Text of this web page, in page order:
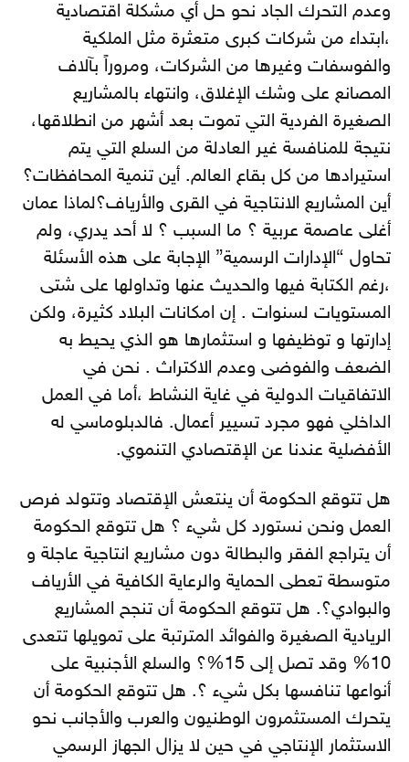
وعدم التحرك الجاد نحو حل أي مشكلة اقتصادية
،ابتداء من شركات كبرى متعثرة مثل الملكية
والفوسفات وغيرها من الشركات، ومروراً بآلاف
المصانع على وشك الإغلاق، وانتهاء بالمشاريع
الصغيرة الفردية التي تموت بعد أشهر من انطلاقها،
نتيجة للمنافسة غير العادلة من السلع التي يتم
استيرادها من كل بقاع العالم. أين تنمية المحافظات؟
أين المشاريع الانتاجية في القرى والأرياف؟لماذا عمان
أغلى عاصمة عربية ؟ ما السبب ؟ لا أحد يدري، ولم
تحاول “الإدارات الرسمية” الإجابة على هذه الأسئلة
،رغم الكتابة فيها والحديث عنها وتداولها على شتى
المستويات لسنوات . إن امكانات البلاد كثيرة، ولكن
إدارتها و توظيفها و استثمارها هو الذي يحيط به
الضعف والفوضى وعدم الاكتراث . نحن في
الاتفاقيات الدولية في غاية النشاط ،أما في العمل
الداخلي فهو مجرد تسيير أعمال. فالدبلوماسي له
الأفضلية عندنا عن الإقتصادي التنموي.
هل تتوقع الحكومة أن ينتعش الإقتصاد وتتولد فرص
العمل ونحن نستورد كل شيء ؟ هل تتوقع الحكومة
أن يتراجع الفقر والبطالة دون مشاريع انتاجية عاجلة و
متوسطة تعطى الحماية والرعاية الكافية في الأرياف
والبوادي؟. هل تتوقع الحكومة أن تنجح المشاريع
الريادية الصغيرة والفوائد المترتبة على تمويلها تتعدى
10% وقد تصل إلى 15%؟ والسلع الأجنبية على
أنواعها تنافسها بكل شيء ؟. هل تتوقع الحكومة أن
يتحرك المستثمرون الوطنيون والعرب والأجانب نحو
الاستثمار الإنتاجي في حين لا يزال الجهاز الرسمي